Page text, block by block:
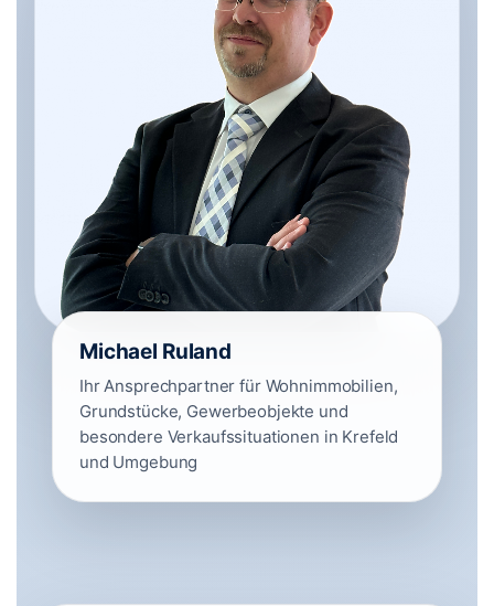
Michael Ruland
Ihr Ansprechpartner für Wohnimmobilien,
Grundstücke, Gewerbeobjekte und
besondere Verkaufssituationen in Krefeld
und Umgebung